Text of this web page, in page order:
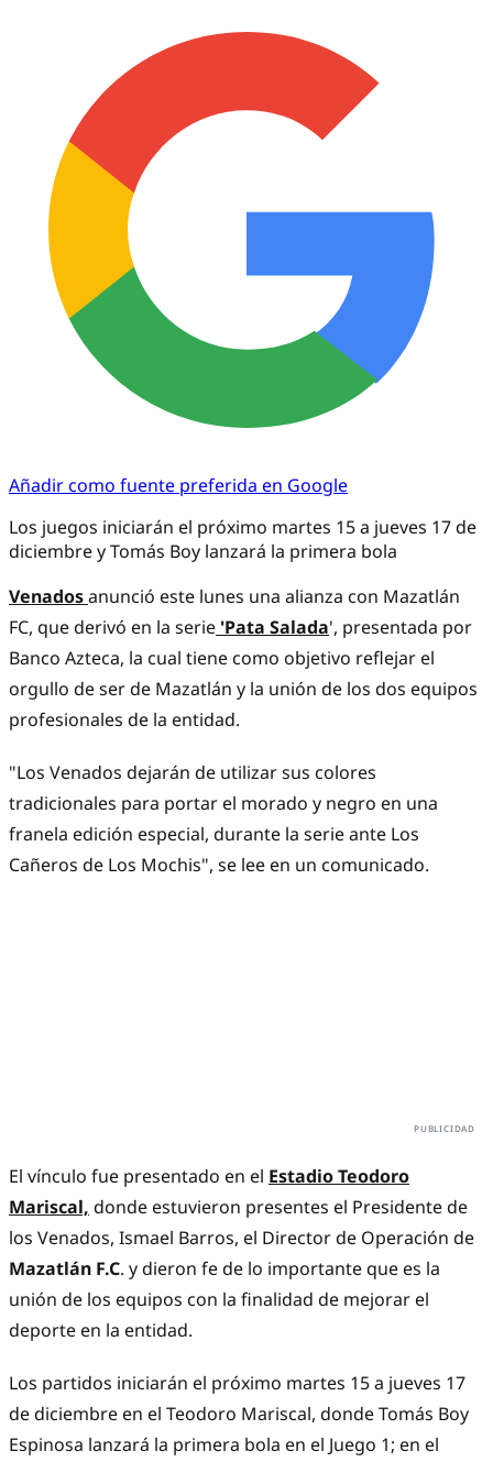
Añadir como fuente preferida en Google
Los juegos iniciarán el próximo martes 15 a jueves 17 de
diciembre y Tomás Boy lanzará la primera bola
Venadosanunció este lunes una alianza con Mazatlán
FC, que derivó en la serie 'Pata Salada', presentada por
Banco Azteca, la cual tiene como objetivo reflejar el
orgullo de ser de Mazatlán y la unión de los dos equipos
profesionales de la entidad.
"Los Venados dejarán de utilizar sus colores
tradicionales para portar el morado y negro en una
franela edición especial, durante la serie ante Los
Cañeros de Los Mochis", se lee en un comunicado.
El vínculo fue presentado en el Estadio Teodoro
Mariscal, donde estuvieron presentes el Presidente de
los Venados, Ismael Barros, el Director de Operación de
Mazatlán F.C. y dieron fe de lo importante que es la
unión de los equipos con la finalidad de mejorar el
deporte en la entidad.
Los partidos iniciarán el próximo martes 15 a jueves 17
de diciembre en el Teodoro Mariscal, donde Tomás Boy
Espinosa lanzará la primera bola en el Juego 1; en el